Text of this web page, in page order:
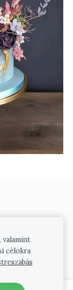
valamint
célokra